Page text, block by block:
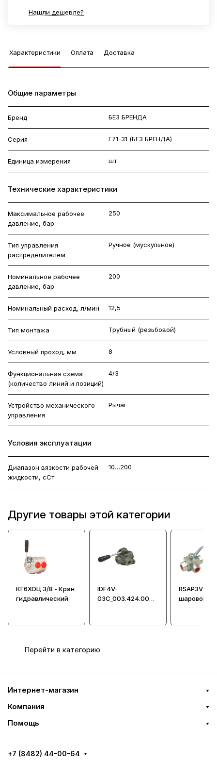
Нашли дешевле?
Характеристики Оплата Доставка
Общие параметры
Бренд БЕЗ БРЕНДА
Серия Г71-31 (БЕЗ БРЕНДА)
Единица измерения шт
Технические характеристики
Максимальное рабочее
давление, бар
250
Тип управления
распределителем
Ручное (мускульное)
Номинальное рабочее
давление, бар
200
Номинальный расход, л/мин 12,5
Тип монтажа Трубный (резьбовой)
Условный проход, мм 8
Функциональная схема
(количество линий и позиций)
4/3
Устройство механического
управления
Рычаг
Условия эксплуатации
Диапазон вязкости рабочей
жидкости, сСт
10…200
Другие товары этой категории
КГ6ХОЦ 3/8 - Кран
гидравлический
IDF4V-
03C_003.424.000 -
RSAP3V-
шаровой
Перейти в категорию
Интернет-магазин
Компания
Помощь
+7 (8482) 44-00-64